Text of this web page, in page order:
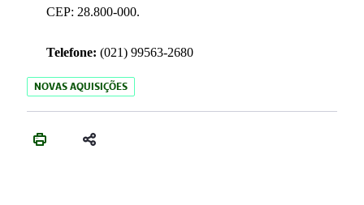
CEP: 28.800-000.
Telefone: (021) 99563-2680
NOVAS AQUISIÇÕES